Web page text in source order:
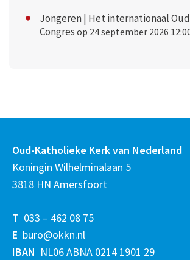
Jongeren | Het internationaal
Congres op 24 september 2026
Oud-Katholieke Kerk van Nederland
Koningin Wilhelminalaan 5
3818 HN Amersfoort
T 033 – 462 08 75
E buro@okkn.nl
IBAN NL06 ABNA 0214 1901 29